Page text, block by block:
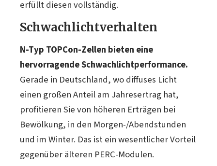
erfüllt diesen vollständig.
Schwachlichtverhalten
N-Typ TOPCon-Zellen bieten eine
hervorragende Schwachlichtperformance.
Gerade in Deutschland, wo diffuses Licht
einen großen Anteil am Jahresertrag hat,
profitieren Sie von höheren Erträgen bei
Bewölkung, in den Morgen-/Abendstunden
und im Winter. Das ist ein wesentlicher Vorteil
gegenüber älteren PERC-Modulen.